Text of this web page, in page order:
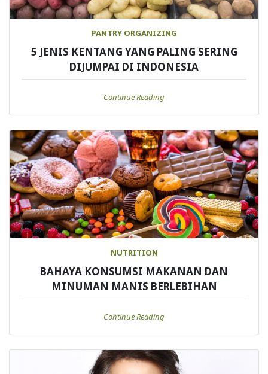
PANTRY ORGANIZING
5 JENIS KENTANG YANG PALING SERING
DIJUMPAI DI INDONESIA
Continue Reading
NUTRITION
BAHAYA KONSUMSI MAKANAN DAN
MINUMAN MANIS BERLEBIHAN
Continue Reading